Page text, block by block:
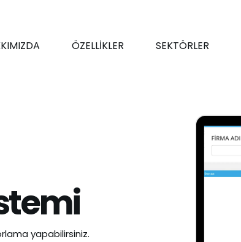
ÖZELLİKLER SEKTÖRLER
yapabilirsiniz.